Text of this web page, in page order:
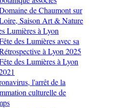
de Chaumont sur
Saison Art & Nature
Lumières à Lyon
des Lumières avec sa
à Lyon 2025
des Lumières à Lyon
l'arrêt de la
culturelle de